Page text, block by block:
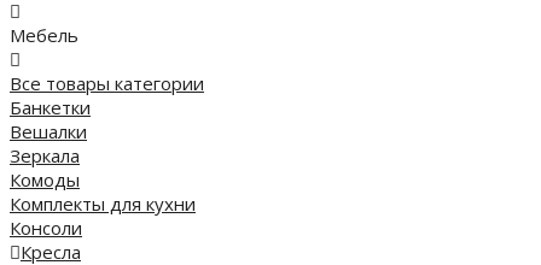
Мебель
Все товары категории
Банкетки
Вешалки
Зеркала
Комоды
Комплекты для кухни
Консоли
Кресла